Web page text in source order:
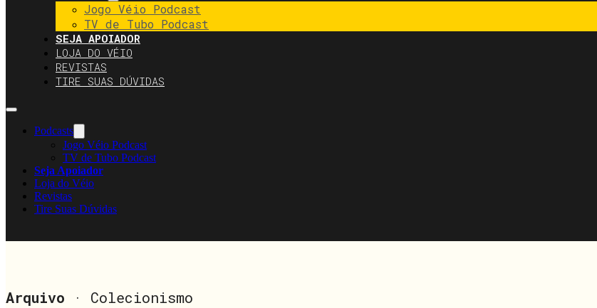
Jogo Véio Podcast
TV de Tubo Podcast
SEJA APOIADOR
LOJA DO VÉIO
REVISTAS
TIRE SUAS DÚVIDAS
Podcasts
Jogo Véio Podcast
TV de Tubo Podcast
Seja Apoiador
Loja do Véio
Revistas
Tire Suas Dúvidas
Arquivo · Colecionismo